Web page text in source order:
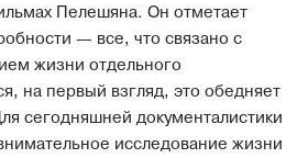
Пелешяна. Он отметает
— все, что связано с
жизни отдельного
на первый взгляд, это обедняет
сегодняшней документалистики
исследование жизни